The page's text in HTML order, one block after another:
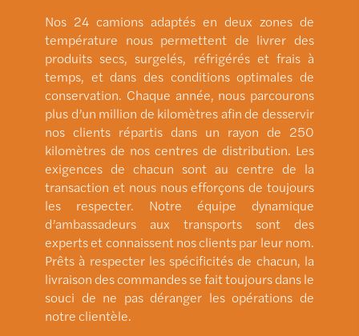
Nos 24 camions adaptés en deux zones de
température nous permettent de livrer des
produits secs, surgelés, réfrigérés et frais à
temps, et dans des conditions optimales de
conservation. Chaque année, nous parcourons
plus d’un million de kilomètres afin de desservir
nos clients répartis dans un rayon de 250
kilomètres de nos centres de distribution. Les
exigences de chacun sont au centre de la
transaction et nous nous efforçons de toujours
les respecter. Notre équipe dynamique
d’ambassadeurs aux transports sont des
experts et connaissent nos clients par leur nom.
Prêts à respecter les spécificités de chacun, la
livraison des commandes se fait toujours dans le
souci de ne pas déranger les opérations de
notre clientèle.